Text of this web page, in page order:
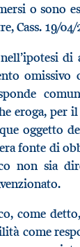
o sono
Cass. 19/04/
eroga, per
oggetto
fonte di
non sia
come
come